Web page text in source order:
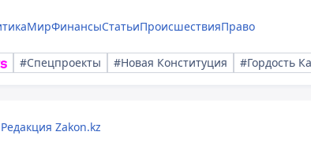
МирФинансыСтатьиПроисшествияПраво
#Спецпроекты #Новая Конституция #Гордость
Редакция Zakon.kz